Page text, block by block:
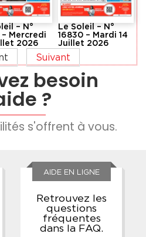
– N°
– Mercredi
2026
Le Soleil – N°
16830 – Mardi 14
Juillet 2026
Suivant
besoin
?
s'offrent à vous.
AIDE EN LIGNE
Retrouvez les
questions
fréquentes
dans la FAQ.